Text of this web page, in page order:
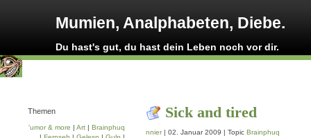
Mumien, Analphabeten, Diebe.
Du hast's gut, du hast dein Leben noch vor dir.
Sick and tired
nnier| 02. Januar 2009 | Topic Brainphuq
Themen
'umor & more | Art | Brainphuq